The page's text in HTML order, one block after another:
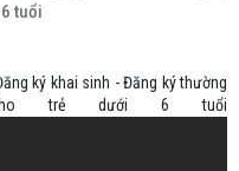
tuổi
ký khai sinh - Đăng ký thường
trẻ dưới 6 tuổi